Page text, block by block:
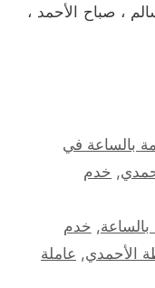
، صباح الأحمد ،
بالساعة في
, خدم
, خدم
الأحمدي, عاملة